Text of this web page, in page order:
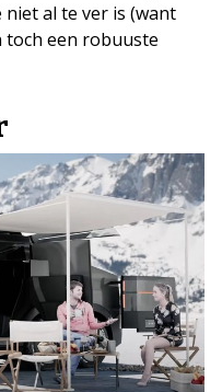
al te ver is (want
toch een robuuste